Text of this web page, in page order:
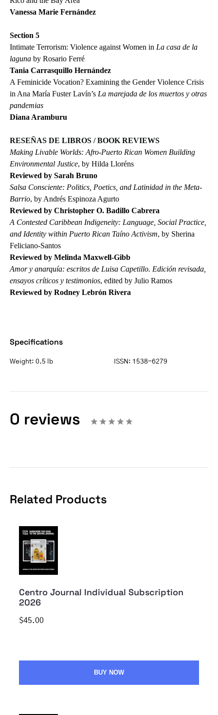
Vanessa Marie Fernández
Section 5
Intimate Terrorism: Violence against Women in La casa de la
laguna by Rosario Ferré
Tania Carrasquillo Hernández
A Feminicide Vocation? Examining the Gender Violence Crisis
in Ana María Fuster Lavín’s La marejada de los muertos y otras
pandemias
Diana Aramburu
RESEÑAS DE LIBROS / BOOK REVIEWS
Making Livable Worlds: Afro-Puerto Rican Women Building
Environmental Justice, by Hilda Lloréns
Reviewed by Sarah Bruno
Salsa Consciente: Politics, Poetics, and Latinidad in the Meta-
Barrio, by Andrés Espinoza Agurto
Reviewed by Christopher O. Badillo Cabrera
A Contested Caribbean Indigeneity: Language, Social Practice,
and Identity within Puerto Rican Taíno Activism, by Sherina
Feliciano-Santos
Reviewed by Melinda Maxwell-Gibb
Amor y anarquía: escritos de Luisa Capetillo. Edición revisada,
ensayos críticos y testimonios, edited by Julio Ramos
Reviewed by Rodney Lebrón Rivera
Specifications
Weight: 0.5 lb ISSN: 1538-6279
0 reviews
Related Products
Centro Journal Individual Subscription
2026
$45.00
BUY NOW